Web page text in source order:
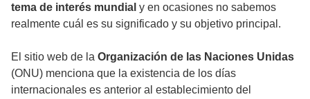
tema de interés mundial y en ocasiones no sabemos
realmente cuál es su significado y su objetivo principal.
El sitio web de la Organización de las Naciones Unidas
(ONU) menciona que la existencia de los días
internacionales es anterior al establecimiento del